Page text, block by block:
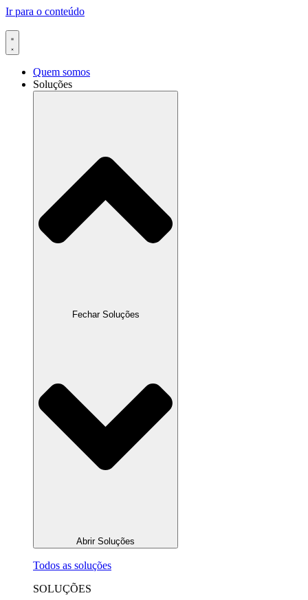
Ir para o conteúdo
Quem somos
Soluções
Fechar Soluções
Abrir Soluções
Todos as soluções
SOLUÇÕES